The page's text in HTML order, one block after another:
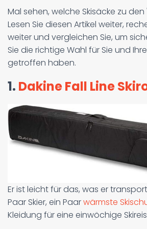
Mal sehen, welche Skisäcke zu
Lesen Sie diesen Artikel weiter,
weiter und vergleichen Sie, um
Sie die richtige Wahl für Sie und
getroffen haben.
1. Dakine Fall Line
Er ist leicht für das, was er
Paar Skier, ein Paarwärmste
Kleidung für eine einwöchige